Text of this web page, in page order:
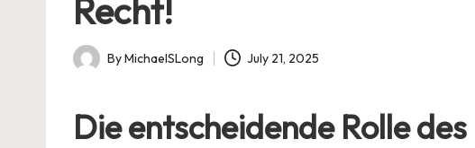
Recht!
Posted
ByMichaelSLong July 21, 2025
Die entscheidende Rolle